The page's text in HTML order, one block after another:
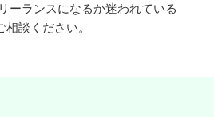
ーランスになるか迷われている
談ください。